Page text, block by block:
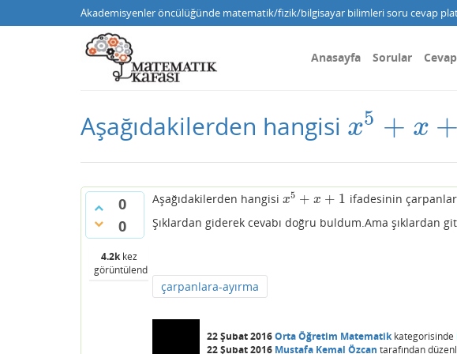
Akademisyenler öncülüğünde matematik/fizik/bilgisayar bilimleri soru cevap
Anasayfa Sorular
Aşağıdakilerden hangisi x5 + x +
x5 +x+ 1
0
0
4.2kkez
görüntülendi
Aşağıdakilerden hangisi x5 + x + 1
x5+x+ 1 ifadesinin
Şıklardan giderek cevabı doğru buldum.Ama şıklardan
çarpanlara-ayırma
22 Şubat 2016Orta Öğretim Matematikkategorisinde
22 Şubat 2016 Mustafa Kemal Özcan tarafından